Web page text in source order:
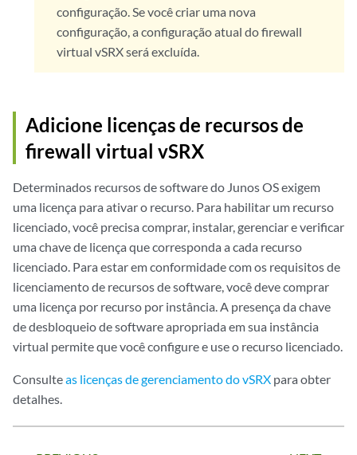
configuração. Se você criar uma nova
configuração, a configuração atual do firewall
virtual vSRX será excluída.
Adicione licenças de recursos de
firewall virtual vSRX
Determinados recursos de software do Junos OS exigem
uma licença para ativar o recurso. Para habilitar um recurso
licenciado, você precisa comprar, instalar, gerenciar e verificar
uma chave de licença que corresponda a cada recurso
licenciado. Para estar em conformidade com os requisitos de
licenciamento de recursos de software, você deve comprar
uma licença por recurso por instância. A presença da chave
de desbloqueio de software apropriada em sua instância
virtual permite que você configure e use o recurso licenciado.
Consulteas licenças de gerenciamento do vSRX para obter
detalhes.